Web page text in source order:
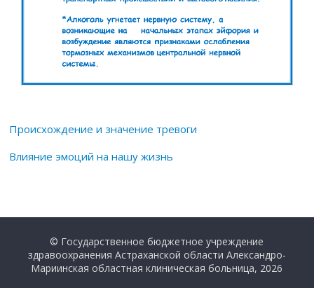
Происхождение и значение тревоги
Влияние эмоций на нашу жизнь
© Государственное бюджетное учреждение
здравоохранения Астраханской области Александро-
Мариинская областная клиническая больница, 2026